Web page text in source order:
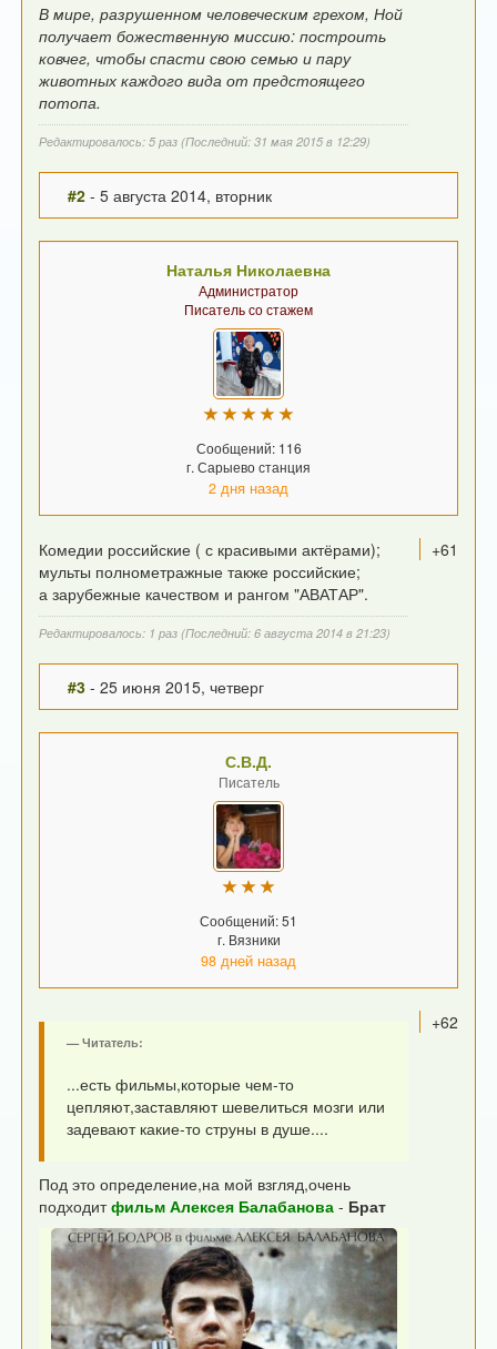
В мире, разрушенном человеческим грехом, Ной
получает божественную миссию: построить
ковчег, чтобы спасти свою семью и пару
животных каждого вида от предстоящего
потопа.
Редактировалось: 5 раз (Последний: 31 мая 2015 в 12:29)
#2 - 5 августа 2014, вторник
Наталья Николаевна
Администратор
Писатель со стажем
Сообщений: 116
г. Сарыево станция
2 дня назад
+61
Комедии российские ( с красивыми актёрами);
мульты полнометражные также российские;
а зарубежные качеством и рангом "АВАТАР".
Редактировалось: 1 раз (Последний: 6 августа 2014 в 21:23)
#3 - 25 июня 2015, четверг
С.В.Д.
Писатель
Сообщений: 51
г. Вязники
98 дней назад
+62
Читатель:
...есть фильмы,которые чем-то
цепляют,заставляют шевелиться мозги или
задевают какие-то струны в душе....
Под это определение,на мой взгляд,очень
подходитфильм Алексея Балабанова - Брат